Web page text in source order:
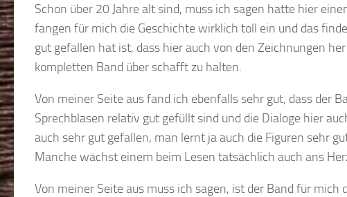
Schon über 20 Jahre alt sind, muss ich sagen hatte hier
fangen für mich die Geschichte wirklich toll ein und das
gut gefallen hat ist, dass hier auch von den Zeichnungen
kompletten Band über schafft zu halten.
Von meiner Seite aus fand ich ebenfalls sehr gut, dass der
Sprechblasen relativ gut gefüllt sind und die Dialoge hier
auch sehr gut gefallen, man lernt ja auch die Figuren sehr
Manche wächst einem beim Lesen tatsächlich auch ans
Von meiner Seite aus muss ich sagen, ist der Band für